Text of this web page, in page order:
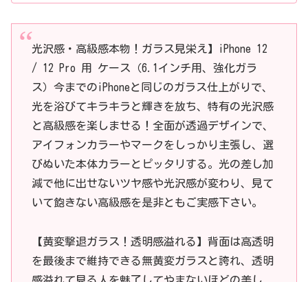
光沢感・高級感本物！ガラス見栄え】iPhone 12
/ 12 Pro 用 ケース（6.1インチ用、強化ガラ
ス）今までのiPhoneと同じのガラス仕上がりで、
光を浴びてキラキラと輝きを放ち、特有の光沢感
と高級感を楽しませる！全面が透過デザインで、
アイフォンカラーやマークをしっかり主張し、選
びぬいた本体カラーとピッタリする。光の差し加
減で他に出せないツヤ感や光沢感が変わり、見て
いて飽きない高級感を是非ともご実感下さい。
【黄変撃退ガラス！透明感溢れる】背面は高透明
を最後まで維持できる無黄変ガラスと誇れ、透明
感溢れて見る人を魅了してやまないほどの美し